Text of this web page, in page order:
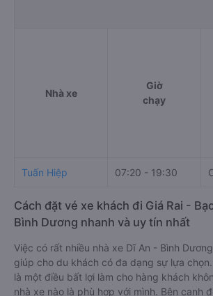
Nhà xe
Giờ
chạy
Tuấn Hiệp 07:20 - 19:30
Cách đặt vé xe khách đi Giá Rai -
Bình Dương nhanh và uy tín nhất
Việc có rất nhiều nhà xe Dĩ An - Bình
giúp cho du khách có đa dạng sự lựa
là một điều bất lợi làm cho hàng khách
nhà xe nào là phù hợp với mình. Bên cạnh